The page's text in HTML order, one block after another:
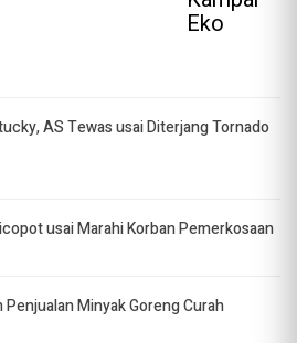
AS Tewas usai Diterjang Tornado
usai Marahi Korban Pemerkosaan
Minyak Goreng Curah